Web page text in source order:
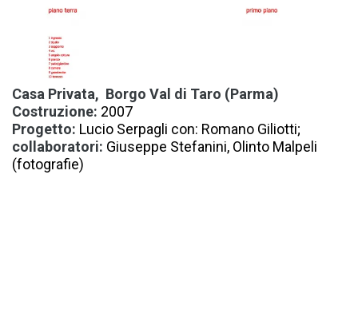
Casa Privata, Borgo Val di Taro (Parma)
Costruzione: 2007
Progetto: Lucio Serpagli con: Romano Giliotti;
collaboratori: Giuseppe Stefanini, Olinto Malpeli
(fotografie)